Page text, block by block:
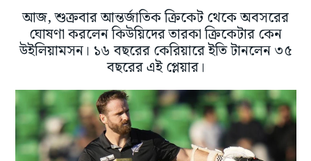
আজ, শুক্রবার আন্তর্জাতিক ক্রিকেট থেকে অবসরের
ঘোষণা করলেন কিউয়িদের তারকা ক্রিকেটার কেন
উইলিয়ামসন। ১৬ বছরের কেরিয়ারে ইতি টানলেন ৩৫
বছরের এই প্লেয়ার।